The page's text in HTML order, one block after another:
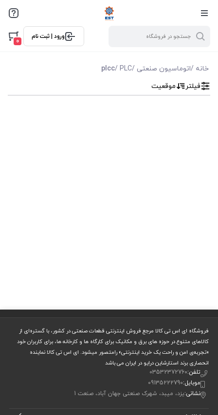
ورود | ثبت نام
0
خانه /اتوماسیون صنعتی /
PLC
/
plcc
فیلتر بر اساس قیمت
فیلتر موقعیت
فروشگاه ای اس تی کالا مرجع فروش اینترنتی قطعات صنعتی در کشور، با گستره‌ای از
کالاهای متنوع در حوزه های برق و مکانیک برای کارگاه ها و کارخانه ها، برای کاربران خود
«تجربه‌ی امن و راحت یک خرید اینترنتی» رامتصور میشود. ای اس تی کالا نماینده
انحصاری برند استارشاین درایو در ایران می باشد
تلفن:03532372760
موبایل:09135222790
نشانی:یزد، میبد، شهرک صنعتی جهان آباد، صنعت 1